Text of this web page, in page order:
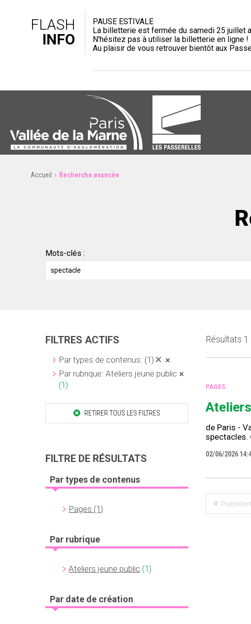
FLASH
INFO
PAUSE ESTIVALE
La billetterie est fermée du samedi 25 juillet
N'hésitez pas à utiliser la billetterie en ligne !
Au plaisir de vous retrouver bientôt aux
Accueil Recherche avancée
Mots-clés :
FILTRES ACTIFS
Par types de contenus: (1)
Par rubrique: Ateliers jeune public
(1)
RETIRER TOUS LES FILTRES
FILTRE DE RÉSULTATS
Par types de contenus
Pages (1)
Par rubrique
Ateliers jeune public (1)
Par date de création
Résultats 1
PAGES
de Paris -
spectacles.
02/06/2026
Précédent